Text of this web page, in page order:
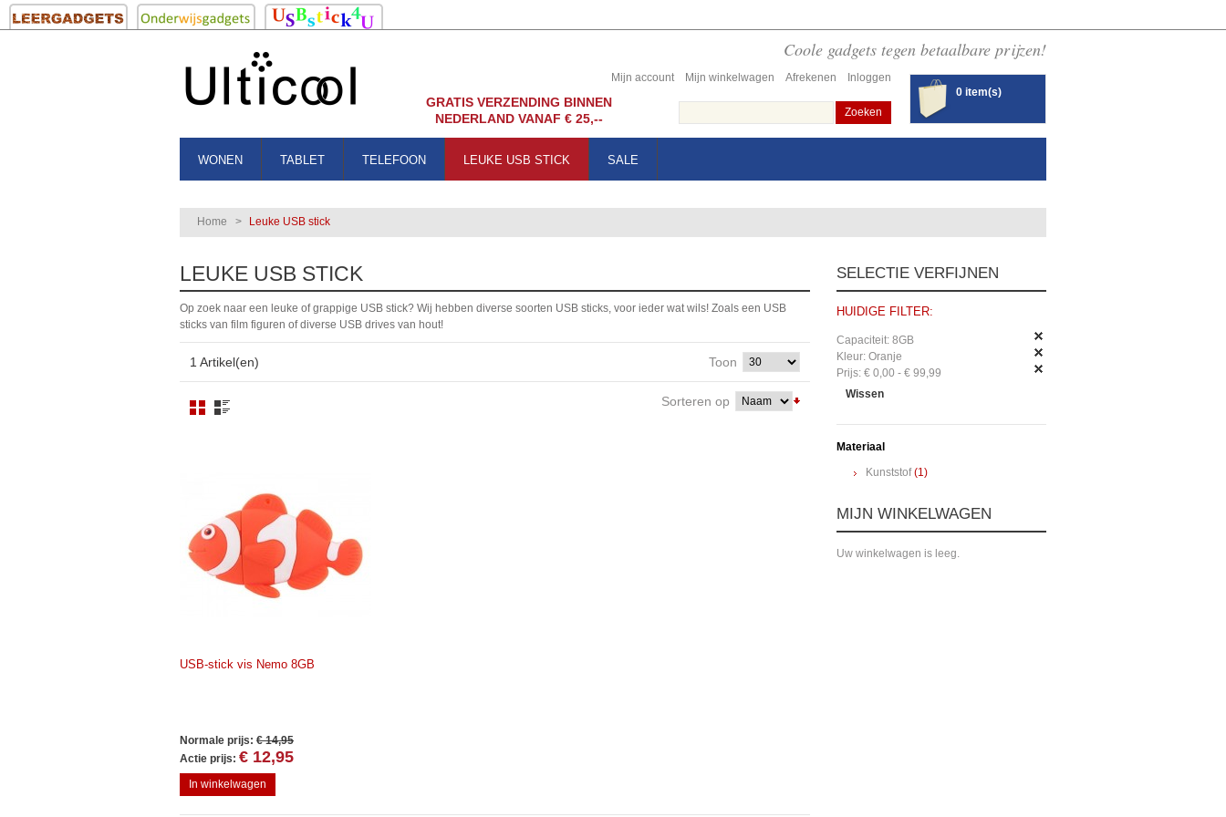
GRATIS VERZENDING BINNEN
NEDERLAND VANAF € 25,--
Coole gadgets tegen betaalbare prijzen!
0 item(s)
Inloggen
Mijn account Mijn winkelwagen Afrekenen
Zoeken
WONEN TABLET TELEFOON LEUKE USB STICK SALE
Home > Leuke USB stick
LEUKE USB STICK
Op zoek naar een leuke of grappige USB stick? Wij hebben diverse soorten USB sticks, voor ieder wat wils! Zoals een USB
sticks van film figuren of diverse USB drives van hout!
1 Artikel(en) Toon
Sorteren op
USB-stick vis Nemo 8GB
Normale prijs: € 14,95
Actie prijs: € 12,95
In winkelwagen
SELECTIE VERFIJNEN
HUIDIGE FILTER:
Capaciteit: 8GB
Kleur: Oranje
Prijs: € 0,00 - € 99,99
Wissen
Materiaal
Kunststof(1)
MIJN WINKELWAGEN
Uw winkelwagen is leeg.